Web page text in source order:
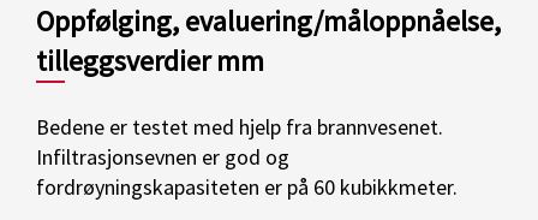
Oppfølging, evaluering/måloppnåelse,
tilleggsverdier mm
Bedene er testet med hjelp fra brannvesenet.
Infiltrasjonsevnen er god og
fordrøyningskapasiteten er på 60 kubikkmeter.